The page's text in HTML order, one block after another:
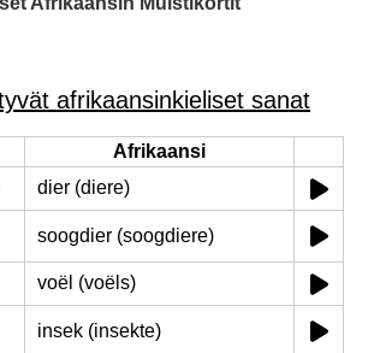
afrikaansinkieliset sanat
Afrikaansi
dier (diere)
soogdier (soogdiere)
voël (voëls)
insek (insekte)